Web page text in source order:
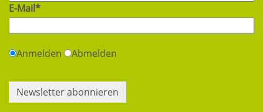
E-Mail*
Anmelden Abmelden
Newsletter abonnieren